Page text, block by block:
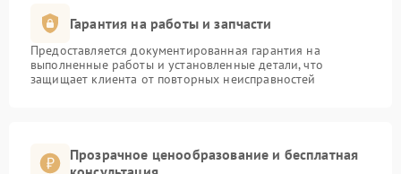
Гарантия на работы и запчасти
Предоставляется документированная гарантия на
выполненные работы и установленные детали, что
защищает клиента от повторных неисправностей
Прозрачное ценообразование и бесплатная